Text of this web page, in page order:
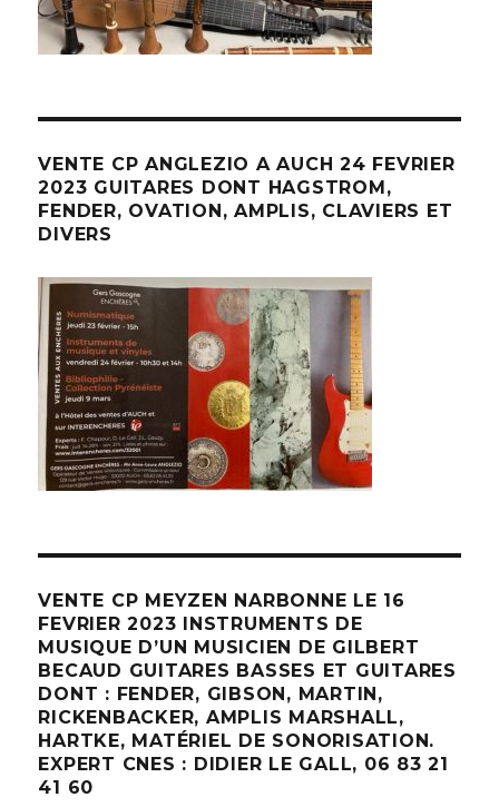
VENTE CP ANGLEZIO A AUCH 24 FEVRIER
2023 GUITARES DONT HAGSTROM,
FENDER, OVATION, AMPLIS, CLAVIERS ET
DIVERS
VENTE CP MEYZEN NARBONNE LE 16
FEVRIER 2023 INSTRUMENTS DE
MUSIQUE D’UN MUSICIEN DE GILBERT
BECAUD GUITARES BASSES ET GUITARES
DONT : FENDER, GIBSON, MARTIN,
RICKENBACKER, AMPLIS MARSHALL,
HARTKE, MATÉRIEL DE SONORISATION.
EXPERT CNES : DIDIER LE GALL, 06 83 21
41 60